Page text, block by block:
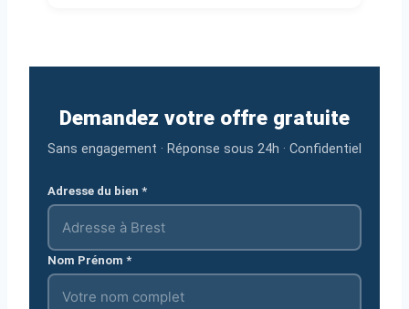
Demandez votre offre gratuite
Sans engagement · Réponse sous 24h · Confidentiel
Adresse du bien *
Nom Prénom *